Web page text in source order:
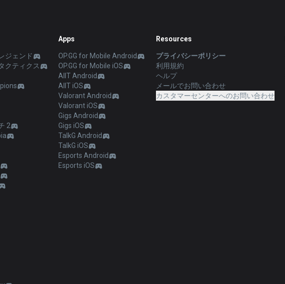
ジェンド
クティクス
2
Apps
OP.GG for Mobile Android
OP.GG for Mobile iOS
AllT Android
AllT iOS
Valorant Android
Valorant iOS
Gigs Android
Gigs iOS
TalkG Android
TalkG iOS
Esports Android
Esports iOS
Resources
プライバシーポリシー
利用規約
ヘルプ
メールでお問い合わせ
カスタマーセンターへのお問い合わせ